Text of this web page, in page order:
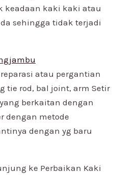
keadaan kaki kaki atau
sehingga tidak terjadi
atau pergantian
tie rod, bal joint, arm Setir
berkaitan dengan
dengan metode
dengan yg baru
ke Perbaikan Kaki